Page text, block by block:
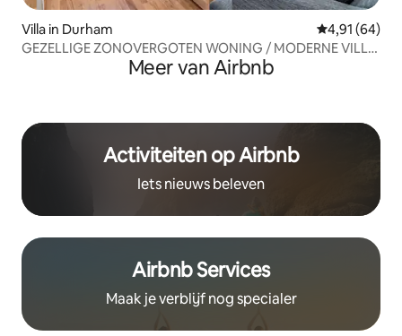
Villa in Durham Gemiddelde
4,91 (64)
GEZELLIGE ZONOVERGOTEN WONING / MODERNE VILLA
VLAKBIJ HET CENTRUMMeer van Airbnb
Activiteiten op Airbnb
Iets nieuws beleven
Airbnb Services
Maak je verblijf nog specialer